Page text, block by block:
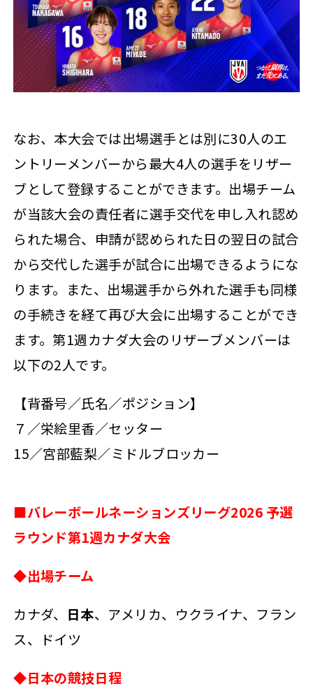
なお、本大会では出場選手とは別に30人のエ
ントリーメンバーから最大4人の選手をリザー
ブとして登録することができます。出場チーム
が当該大会の責任者に選手交代を申し入れ認め
られた場合、申請が認められた日の翌日の試合
から交代した選手が試合に出場できるようにな
ります。また、出場選手から外れた選手も同様
の手続きを経て再び大会に出場することができ
ます。第1週カナダ大会のリザーブメンバーは
以下の2人です。
【背番号／氏名／ポジション】
７／栄絵里香／セッター
15／宮部藍梨／ミドルブロッカー
■バレーボールネーションズリーグ2026 予選
ラウンド第1週カナダ大会
◆出場チーム
カナダ、 日本、アメリカ、ウクライナ、フラン
ス、ドイツ
◆日本の競技日程